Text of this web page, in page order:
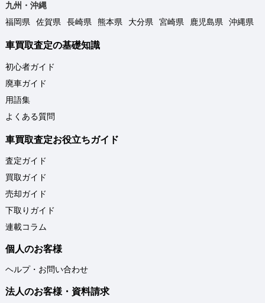
九州・沖縄
福岡県
佐賀県 長崎県 熊本県 大分県 宮崎県 鹿児島県 沖縄県
車買取査定の基礎知識
初心者ガイド
廃車ガイド
用語集
よくある質問
車買取査定お役立ちガイド
査定ガイド
買取ガイド
売却ガイド
下取りガイド
連載コラム
個人のお客様
ヘルプ・お問い合わせ
法人のお客様・資料請求